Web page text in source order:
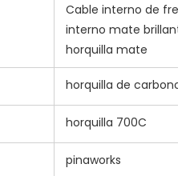
Cable interno de
interno mate
horquilla mate
horquilla de carbono
horquilla 700C
pinaworks